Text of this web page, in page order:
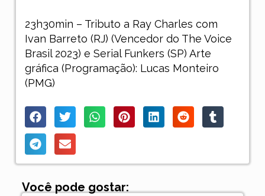
23h30min – Tributo a Ray Charles com
Ivan Barreto (RJ) (Vencedor do The Voice
Brasil 2023) e Serial Funkers (SP) Arte
gráfica (Programação): Lucas Monteiro
(PMG)
Você pode gostar: